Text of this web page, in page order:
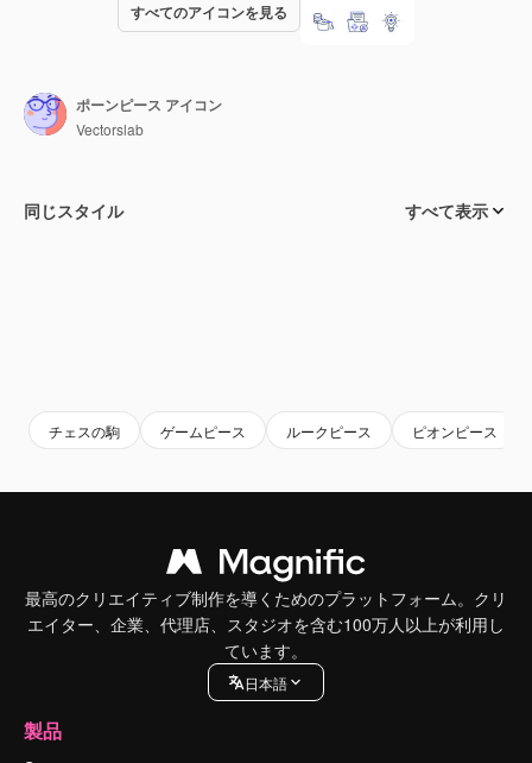
すべてのアイコンを見る
ポーンピース アイコン
Vectorslab
同じスタイル すべて表示
チェスの駒 ゲームピース ルークピース ピオンピース
最高のクリエイティブ制作を導くためのプラットフォーム。クリ
エイター、企業、代理店、スタジオを含む100万人以上が利用し
ています。
日本語
製品